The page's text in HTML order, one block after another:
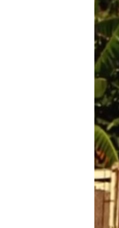
LA REALIDAD DE LA
SER VIEJO EN CUBA
LOS SANTOS DE
DESINFORMACIÓN
LA INVASIÓN DE RUSIA